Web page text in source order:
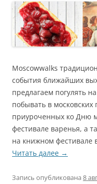
Moscowwalks
события ближайших
предлагаем погулять
побывать в
приуроченных ко Дню
фестивале варенья, а
на книжном фестивале
Читать далее →
Запись опубликована 8